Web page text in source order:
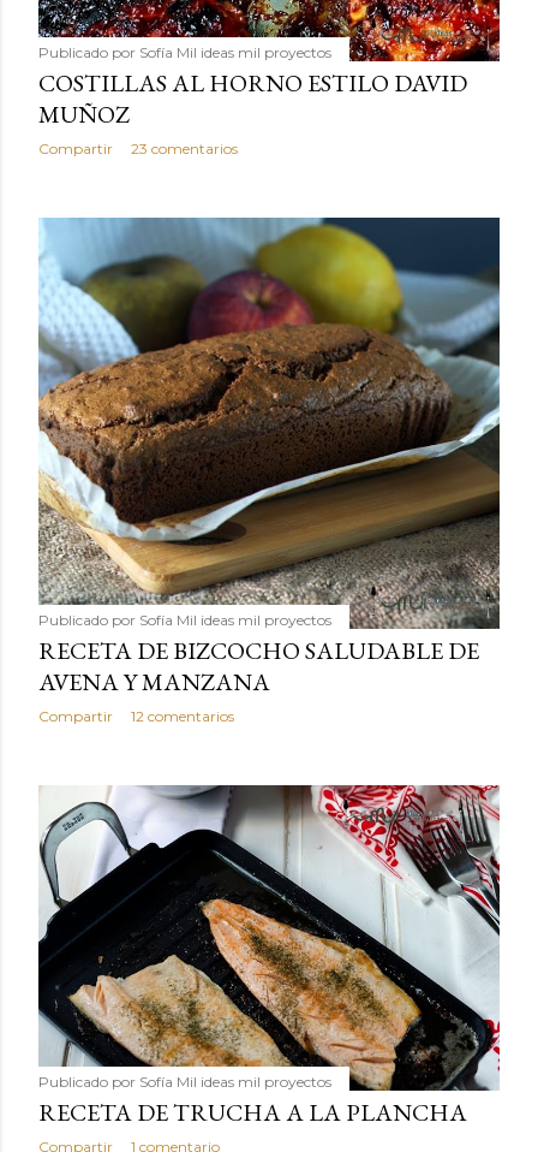
Publicado por Sofía Mil ideas mil proyectos
COSTILLAS AL HORNO ESTILO DAVID
MUÑOZ
Compartir 23 comentarios
Publicado por Sofía Mil ideas mil proyectos
RECETA DE BIZCOCHO SALUDABLE DE
AVENA Y MANZANA
Compartir 12 comentarios
Publicado por Sofía Mil ideas mil proyectos
RECETA DE TRUCHA A LA PLANCHA
Compartir 1 comentario